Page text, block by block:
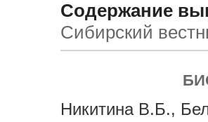
Содержание
Сибирский
Никитина В.Б.,